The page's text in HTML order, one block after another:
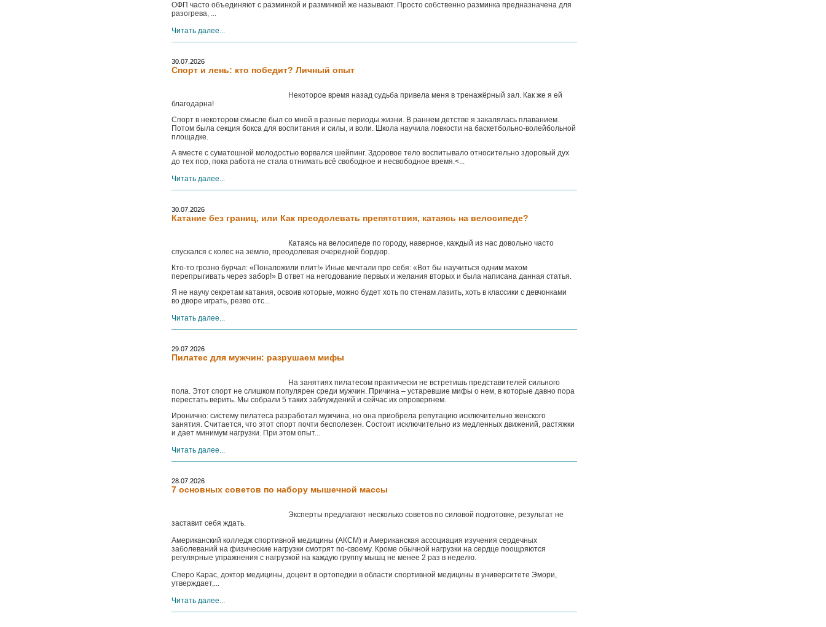
ОФП часто объединяют с разминкой и разминкой же называют. Просто собственно разминка предназначена для
разогрева, ...
Читать далее...
30.07.2026
Спорт и лень: кто победит? Личный опыт
Некоторое время назад судьба привела меня в тренажёрный зал. Как же я ей
благодарна!
Спорт в некотором смысле был со мной в разные периоды жизни. В раннем детстве я закалялась плаванием.
Потом была секция бокса для воспитания и силы, и воли. Школа научила ловкости на баскетбольно-волейбольной
площадке.
А вместе с суматошной молодостью ворвался шейпинг. Здоровое тело воспитывало относительно здоровый дух
до тех пор, пока работа не стала отнимать всё свободное и несвободное время.<...
Читать далее...
30.07.2026
Катание без границ, или Как преодолевать препятствия, катаясь на велосипеде?
Катаясь на велосипеде по городу, наверное, каждый из нас довольно часто
спускался с колес на землю, преодолевая очередной бордюр.
Кто-то грозно бурчал: «Поналожили плит!» Иные мечтали про себя: «Вот бы научиться одним махом
перепрыгивать через забор!» В ответ на негодование первых и желания вторых и была написана данная статья.
Я не научу секретам катания, освоив которые, можно будет хоть по стенам лазить, хоть в классики с девчонками
во дворе играть, резво отс...
Читать далее...
29.07.2026
Пилатес для мужчин: разрушаем мифы
На занятиях пилатесом практически не встретишь представителей сильного
пола. Этот спорт не слишком популярен среди мужчин. Причина – устаревшие мифы о нем, в которые давно пора
перестать верить. Мы собрали 5 таких заблуждений и сейчас их опровергнем.
Иронично: систему пилатеса разработал мужчина, но она приобрела репутацию исключительно женского
занятия. Считается, что этот спорт почти бесполезен. Состоит исключительно из медленных движений, растяжки
и дает минимум нагрузки. При этом опыт...
Читать далее...
28.07.2026
7 основных советов по набору мышечной массы
Эксперты предлагают несколько советов по силовой подготовке, результат не
заставит себя ждать.
Американский колледж спортивной медицины (АКСМ) и Американская ассоциация изучения сердечных
заболеваний на физические нагрузки смотрят по-своему. Кроме обычной нагрузки на сердце поощряются
регулярные упражнения с нагрузкой на каждую группу мышц не менее 2 раз в неделю.
Сперо Карас, доктор медицины, доцент в ортопедии в области спортивной медицины в университете Эмори,
утверждает,...
Читать далее...